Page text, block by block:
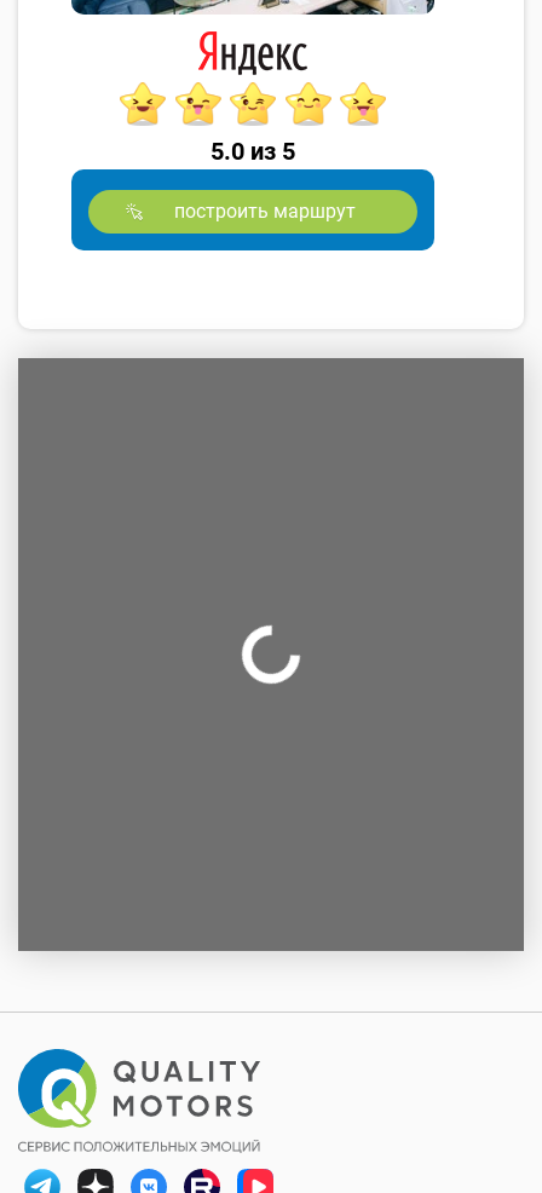
5.0 из 5
построить маршрут